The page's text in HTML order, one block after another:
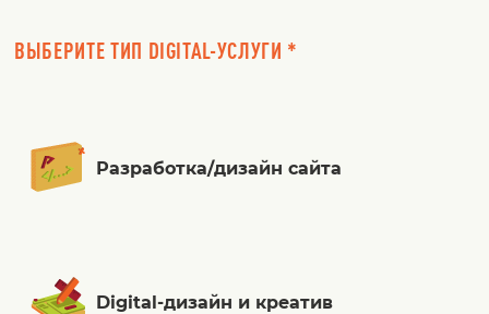
ВЫБЕРИТЕ ТИП DIGITAL-УСЛУГИ *
Разработка/дизайн сайта
Digital-дизайн и креатив